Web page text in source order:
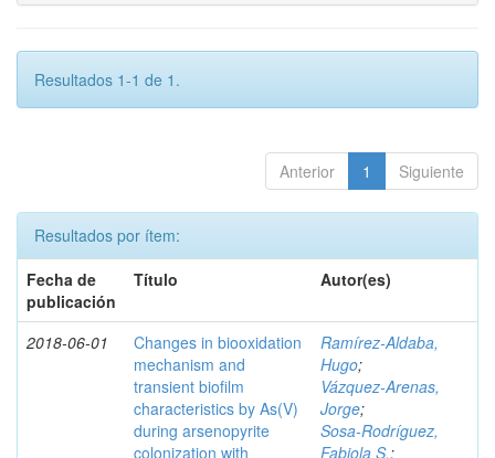
Resultados 1-1 de 1.
Anterior 1 Siguiente
Resultados por ítem:
Fecha de
publicación
Título Autor(es)
2018-06-01
Changes in biooxidation
mechanism and
transient biofilm
characteristics by As(V)
during arsenopyrite
colonization with
Ramírez‑Aldaba,
Hugo;
Vázquez‑Arenas,
Jorge;
Sosa‑Rodríguez,
Fabiola S.;